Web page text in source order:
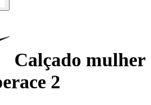
Calçado mulher
2